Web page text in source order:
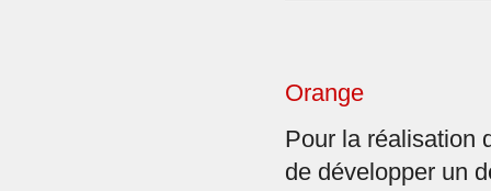
Orange
Pour la réalisation
de développer un